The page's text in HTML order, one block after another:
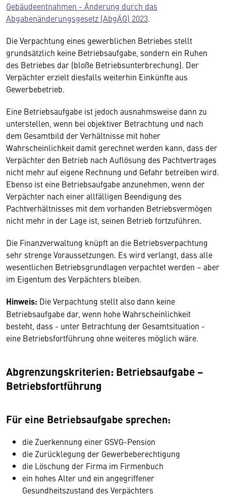
Gebäudeentnahmen - Änderung durch das
Abgabenänderungsgesetz (AbgÄG) 2023.
Die Verpachtung eines gewerblichen Betriebes stellt
grundsätzlich keine Betriebsaufgabe, sondern ein Ruhen
des Betriebes dar (bloße Betriebsunterbrechung). Der
Verpächter erzielt diesfalls weiterhin Einkünfte aus
Gewerbebetrieb.
Eine Betriebsaufgabe ist jedoch ausnahmsweise dann zu
unterstellen, wenn bei objektiver Betrachtung und nach
dem Gesamtbild der Verhältnisse mit hoher
Wahrscheinlichkeit damit gerechnet werden kann, dass der
Verpächter den Betrieb nach Auflösung des Pachtvertrages
nicht mehr auf eigene Rechnung und Gefahr betreiben wird.
Ebenso ist eine Betriebsaufgabe anzunehmen, wenn der
Verpächter nach einer allfälligen Beendigung des
Pachtverhältnisses mit dem vorhanden Betriebsvermögen
nicht mehr in der Lage ist, seinen Betrieb fortzuführen.
Die Finanzverwaltung knüpft an die Betriebsverpachtung
sehr strenge Voraussetzungen. Es wird verlangt, dass alle
wesentlichen Betriebsgrundlagen verpachtet werden – aber
im Eigentum des Verpächters bleiben.
Hinweis: Die Verpachtung stellt also dann keine
Betriebsaufgabe dar, wenn hohe Wahrscheinlichkeit
besteht, dass - unter Betrachtung der Gesamtsituation -
eine Betriebsfortführung ohne weiteres möglich wäre.
Abgrenzungskriterien: Betriebsaufgabe –
Betriebsfortführung
Für eine Betriebsaufgabe sprechen:
die Zuerkennung einer GSVG-Pension
die Zurücklegung der Gewerbeberechtigung
die Löschung der Firma im Firmenbuch
ein hohes Alter und ein angegriffener
Gesundheitszustand des Verpächters